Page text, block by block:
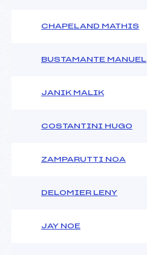
CHAPELAND MATHIS
BUSTAMANTE MANUEL
JANIK MALIK
COSTANTINI HUGO
ZAMPARUTTI NOA
DELOMIER LENY
JAY NOE